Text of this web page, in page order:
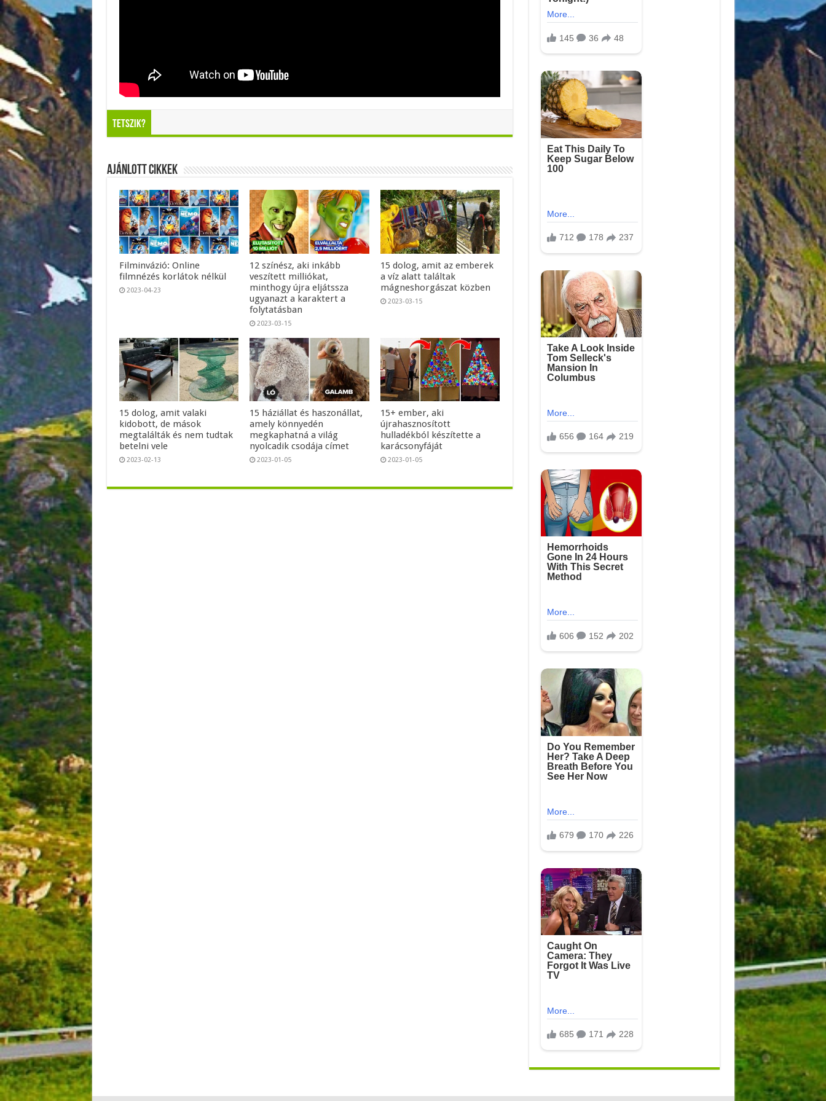
Tetszik?
Ajánlott Cikkek
Filminvázió: Online
filmnézés korlátok nélkül
2023-04-23
12 színész, aki inkább
veszített milliókat,
minthogy újra eljátssza
ugyanazt a karaktert a
folytatásban
2023-03-15
15 dolog, amit az emberek
a víz alatt találtak
mágneshorgászat közben
2023-03-15
15 dolog, amit valaki
kidobott, de mások
megtalálták és nem tudtak
betelni vele
2023-02-13
15 háziállat és haszonállat,
amely könnyedén
megkaphatná a világ
nyolcadik csodája címet
2023-01-05
15+ ember, aki
újrahasznosított
hulladékból készítette a
karácsonyfáját
2023-01-05